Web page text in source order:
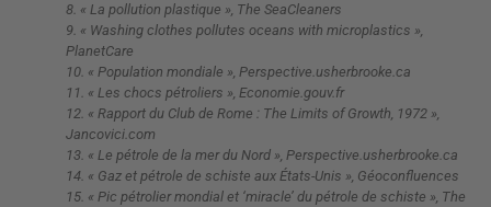
8. « La pollution plastique », The SeaCleaners
9. « Washing clothes pollutes oceans with microplastics »,
PlanetCare
10. « Population mondiale », Perspective.usherbrooke.ca
11. « Les chocs pétroliers », Economie.gouv.fr
12. « Rapport du Club de Rome : The Limits of Growth, 1972 »,
Jancovici.com
13. « Le pétrole de la mer du Nord », Perspective.usherbrooke.ca
14. « Gaz et pétrole de schiste aux États-Unis », Géoconfluences
15. « Pic pétrolier mondial et ‘miracle’ du pétrole de schiste », The